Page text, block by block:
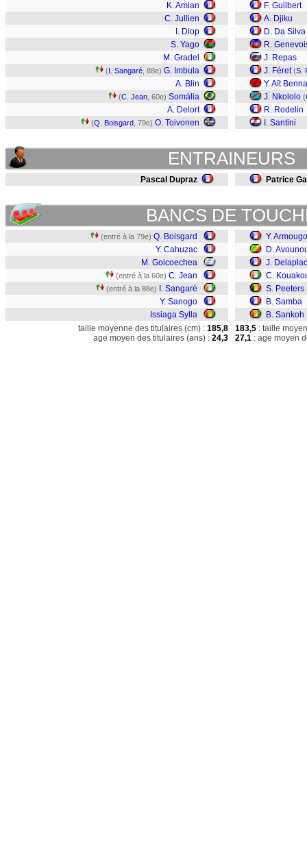
K. Amian
C. Jullien
I. Diop
S. Yago
M. Gradel
(I. Sangaré , 88e) G. Imbula
A. Blin
(C. Jean , 60e) Somália
A. Delort
(Q. Boisgard , 79e) O. Toivonen
F. Guilbert
A. Djiku
D. Da Silva
R.
J. Repas
J. Féret (S.
Y. Aït
J. Nkololo (
R. Rodelin
I. Santini
ENTRAINEURS
Pascal Dupraz Patrice
BANCS DE
(entré à la 79e) Q. Boisgard
Y. Cahuzac
M. Goicoechea
(entré à la 60e) C. Jean
(entré à la 88e)
I. Sangaré
Y. Sanogo
Issiaga Sylla
Y.
D.
J.
C.
S. Peeters
B. Samba
B. Sankoh
taille moyenne des titulaires (cm) : 185,8
age moyen des titulaires (ans) : 24,3
183,5 : taille
27,1 : age moyen